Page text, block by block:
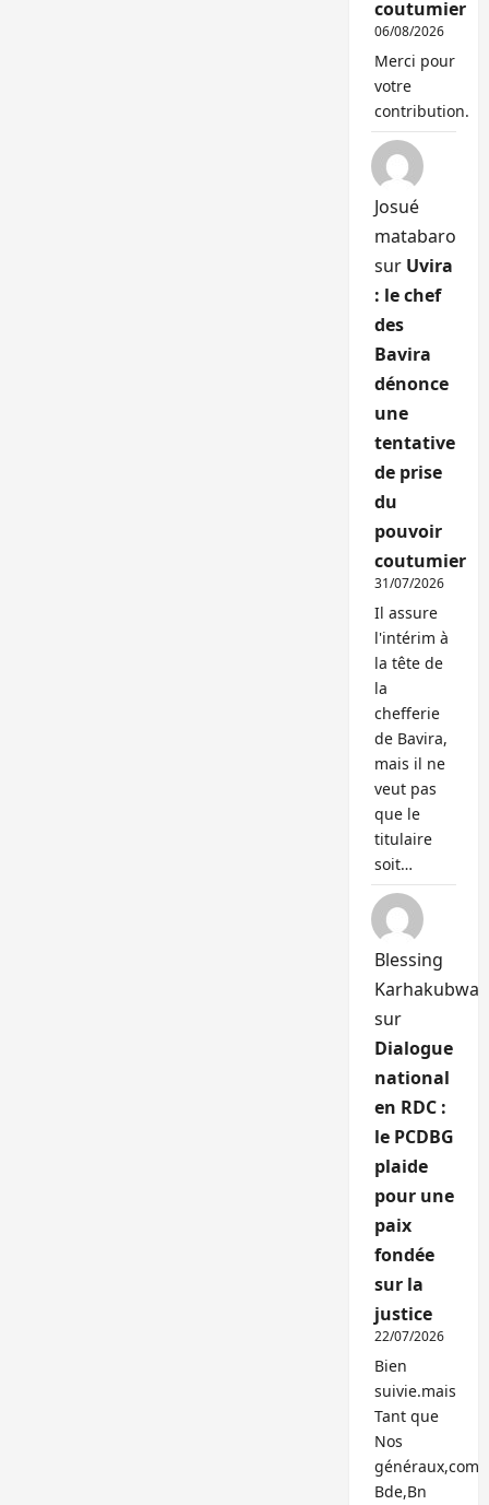
coutumier
06/08/2026
Merci pour
votre
contribution.
Josué
matabaro
sur Uvira
: le chef
des
Bavira
dénonce
une
tentative
de prise
du
pouvoir
coutumier
31/07/2026
Il assure
l'intérim à
la tête de
la
chefferie
de Bavira,
mais il ne
veut pas
que le
titulaire
soit…
Blessing
Karhakubwa
sur
Dialogue
national
en RDC :
le PCDBG
plaide
pour une
paix
fondée
sur la
justice
22/07/2026
Bien
suivie.mais
Tant que
Nos
généraux,com
Bde,Bn